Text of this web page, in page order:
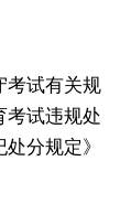
试有关规
考试违规处
分规定》